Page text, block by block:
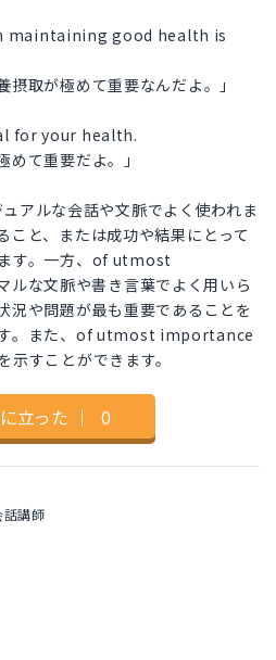
maintaining good health is
摂取が極めて重要なんだよ。」
for your health.
めて重要だよ。」
アルな会話や文脈でよく使われま
こと、または成功や結果にとって
す。一方、of utmost
な文脈や書き言葉でよく用いら
況や問題が最も重要であることを
す。また、of utmost importance
示すことができます。
立った ｜ 0
話講師